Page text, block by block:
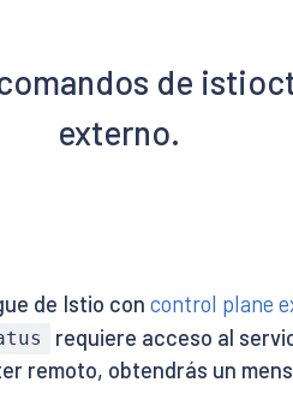
de
externo.
de Istio con control plane
requiere acceso al
remoto, obtendrás un